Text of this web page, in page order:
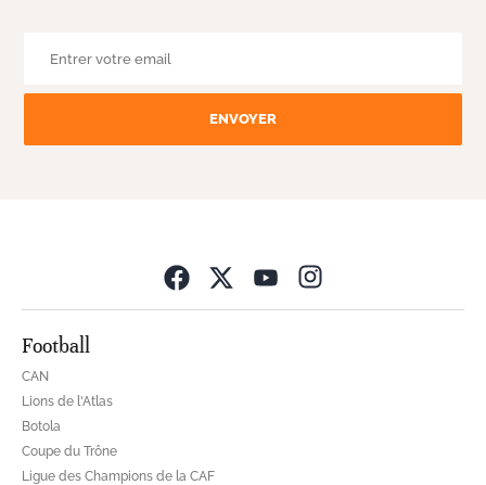
ENVOYER
Football
CAN
Lions de l'Atlas
Botola
Coupe du Trône
Ligue des Champions de la CAF